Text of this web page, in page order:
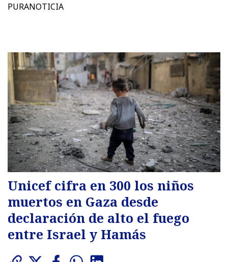
PURANOTICIA
Unicef cifra en 300 los niños
muertos en Gaza desde
declaración de alto el fuego
entre Israel y Hamás